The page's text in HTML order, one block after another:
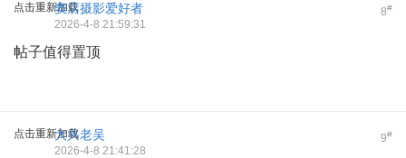
点击重新加载 8#
窦店摄影爱好者
2026-4-8 21:59:31
帖子值得置顶
点击重新加载 9#
大兴老吴
2026-4-8 21:41:28